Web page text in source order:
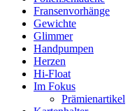
Fransenvorhänge
Gewichte
Glimmer
Handpumpen
Herzen
Hi-Float
Im Fokus
Prämienartikel